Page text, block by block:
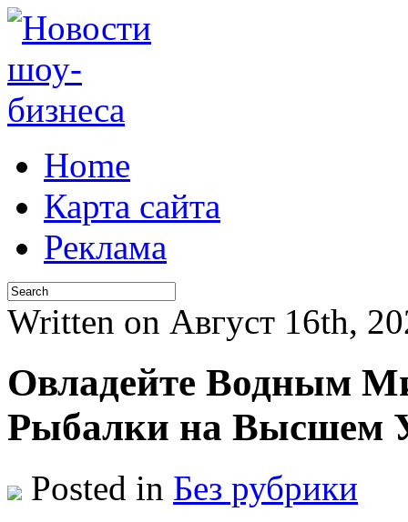
Home
Карта сайта
Реклама
Written on Август 16th,
Овладейте Водным
Рыбалки на Высшем
Posted in Без рубрики